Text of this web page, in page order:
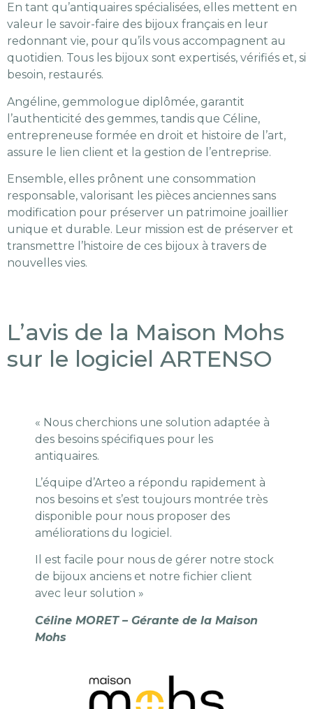
En tant qu’antiquaires spécialisées, elles mettent en
valeur le savoir-faire des bijoux français en leur
redonnant vie, pour qu’ils vous accompagnent au
quotidien. Tous les bijoux sont expertisés, vérifiés et, si
besoin, restaurés.
Angéline, gemmologue diplômée, garantit
l’authenticité des gemmes, tandis que Céline,
entrepreneuse formée en droit et histoire de l’art,
assure le lien client et la gestion de l’entreprise.
Ensemble, elles prônent une consommation
responsable, valorisant les pièces anciennes sans
modification pour préserver un patrimoine joaillier
unique et durable. Leur mission est de préserver et
transmettre l’histoire de ces bijoux à travers de
nouvelles vies.
L’avis de la Maison Mohs
sur le logiciel ARTENSO
« Nous cherchions une solution adaptée à
des besoins spécifiques pour les
antiquaires.
L’équipe d’Arteo a répondu rapidement à
nos besoins et s’est toujours montrée très
disponible pour nous proposer des
améliorations du logiciel.
Il est facile pour nous de gérer notre stock
de bijoux anciens et notre fichier client
avec leur solution »
Céline MORET – Gérante de la Maison
Mohs